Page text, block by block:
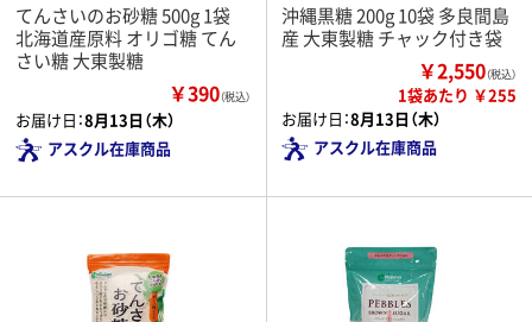
てんさいのお砂糖 500g 1袋
北海道産原料 オリゴ糖 てん
さい糖 大東製糖
￥390（税込）
お届け日：8月13日（木）
アスクル在庫商品
沖縄黒糖 200g 10袋 多良間島
産 大東製糖 チャック付き袋
￥2,550（税込）
1袋あたり ￥255
お届け日：8月13日（木）
アスクル在庫商品